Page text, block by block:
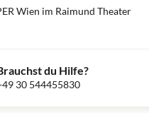
Wien im Raimund Theater
du Hilfe?
30 544455830